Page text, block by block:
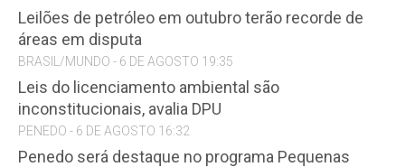
Leilões de petróleo em outubro terão recorde de
áreas em disputa
BRASIL/MUNDO - 6 DE AGOSTO 19:35
Leis do licenciamento ambiental são
inconstitucionais, avalia DPU
PENEDO - 6 DE AGOSTO 16:32
Penedo será destaque no programa Pequenas